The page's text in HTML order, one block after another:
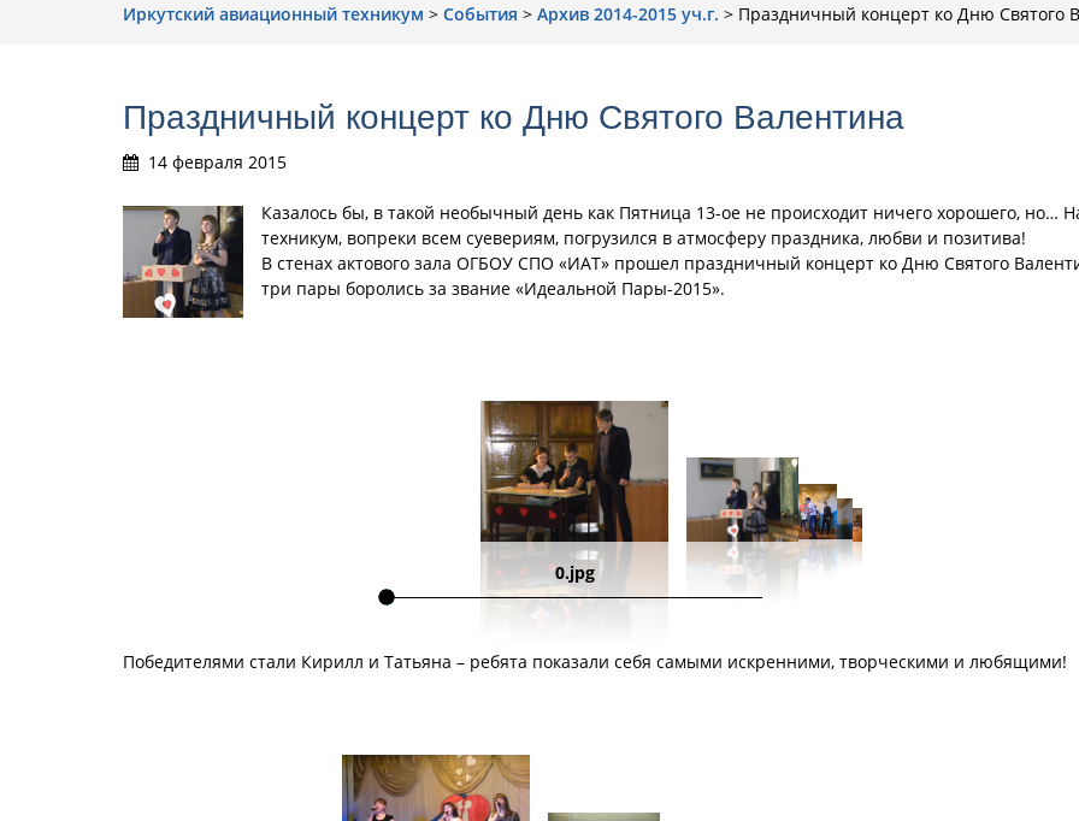
Иркутский авиационный техникум > События > Архив 2014-2015 уч.г. > Праздничный концерт ко Дню Святого
Праздничный концерт ко Дню Святого Валентина
14 февраля 2015
Казалось бы, в такой необычный день как Пятница 13-ое не происходит ничего хорошего, но…
техникум, вопреки всем суевериям, погрузился в атмосферу праздника, любви и позитива!
В стенах актового зала ОГБОУ СПО «ИАТ» прошел праздничный концерт ко Дню Святого
три пары боролись за звание «Идеальной Пары-2015».
0.jpg
Победителями стали Кирилл и Татьяна – ребята показали себя самыми искренними, творческими и любящими!